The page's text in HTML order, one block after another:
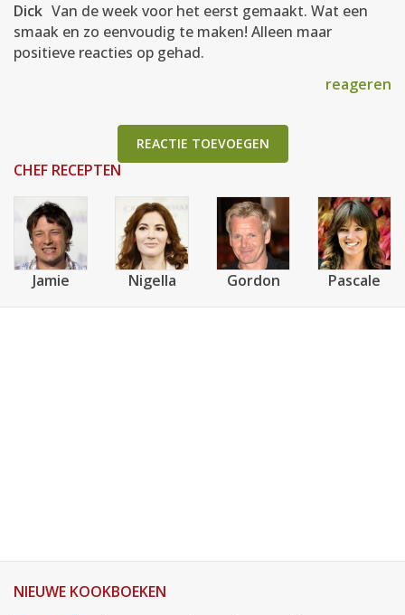
Dick Van de week voor het eerst gemaakt. Wat een
smaak en zo eenvoudig te maken! Alleen maar
positieve reacties op gehad.
reageren
REACTIE TOEVOEGEN
CHEF RECEPTEN
Jamie Nigella Gordon Pascale
NIEUWE KOOKBOEKEN